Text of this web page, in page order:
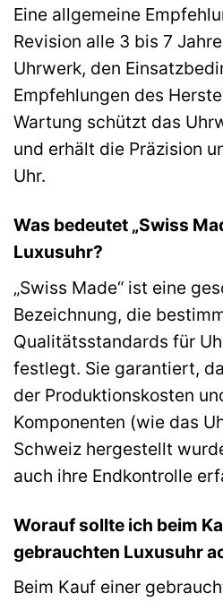
Eine allgemeine
Revision alle 3 bis 7
Uhrwerk, den
Empfehlungen des
Wartung schützt das
und erhält die Präzision
Uhr.
Was bedeutet „Swiss
Luxusuhr?
„Swiss Made“ ist eine
Bezeichnung, die
Qualitätsstandards für
festlegt. Sie garantiert,
der Produktionskosten
Komponenten (wie das
Schweiz hergestellt
auch ihre Endkontrolle
Worauf sollte ich beim
gebrauchten Luxusuhr
Beim Kauf einer